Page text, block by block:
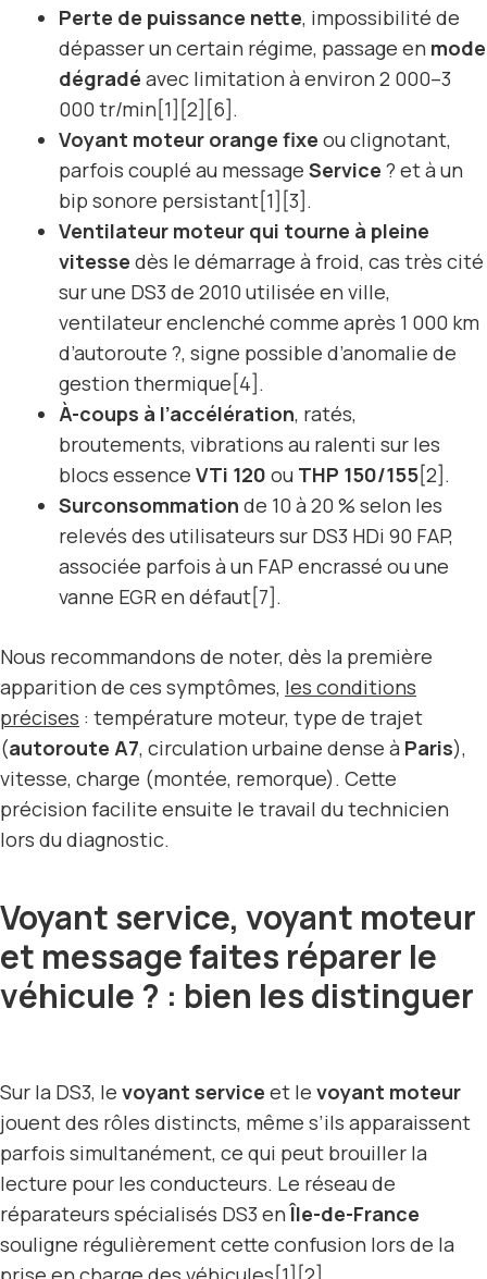
Perte de puissance nette, impossibilité de
dépasser un certain régime, passage en mode
dégradé avec limitation à environ 2 000–3
000 tr/min[1][2][6].
Voyant moteur orange fixe ou clignotant,
parfois couplé au message Service ? et à un
bip sonore persistant[1][3].
Ventilateur moteur qui tourne à pleine
vitesse dès le démarrage à froid, cas très cité
sur une DS3 de 2010 utilisée en ville,
ventilateur enclenché comme après 1 000 km
d’autoroute ?, signe possible d’anomalie de
gestion thermique[4].
À-coups à l’accélération, ratés,
broutements, vibrations au ralenti sur les
blocs essence VTi 120 ou THP 150/155[2].
Surconsommation de 10 à 20 % selon les
relevés des utilisateurs sur DS3 HDi 90 FAP,
associée parfois à un FAP encrassé ou une
vanne EGR en défaut[7].
Nous recommandons de noter, dès la première
apparition de ces symptômes, les conditions
précises : température moteur, type de trajet
(autoroute A7, circulation urbaine dense à Paris),
vitesse, charge (montée, remorque). Cette
précision facilite ensuite le travail du technicien
lors du diagnostic.
Voyant service, voyant moteur
et message faites réparer le
véhicule ? : bien les distinguer
Sur la DS3, le voyant service et le voyant moteur
jouent des rôles distincts, même s’ils apparaissent
parfois simultanément, ce qui peut brouiller la
lecture pour les conducteurs. Le réseau de
réparateurs spécialisés DS3 enÎle-de-France
souligne régulièrement cette confusion lors de la